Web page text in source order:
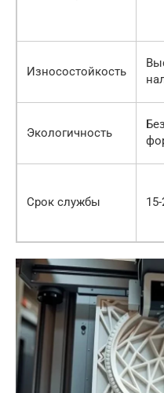
Износостойкость
Экологичность
Срок службы